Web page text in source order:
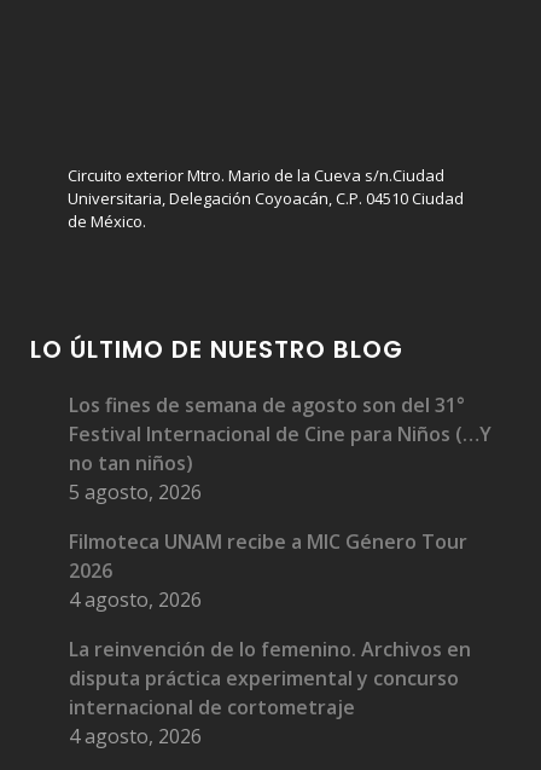
Circuito exterior Mtro. Mario de la Cueva s/n.Ciudad
Universitaria, Delegación Coyoacán, C.P. 04510 Ciudad
de México.
LO ÚLTIMO DE NUESTRO BLOG
Los fines de semana de agosto son del 31°
Festival Internacional de Cine para Niños (…Y
no tan niños)
5 agosto, 2026
Filmoteca UNAM recibe a MIC Género Tour
2026
4 agosto, 2026
La reinvención de lo femenino. Archivos en
disputa práctica experimental y concurso
internacional de cortometraje
4 agosto, 2026